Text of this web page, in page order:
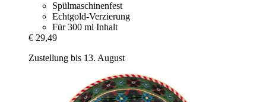
Spülmaschinenfest
Echtgold-Verzierung
Für 300 ml Inhalt
€ 29,49
Zustellung bis 13. August